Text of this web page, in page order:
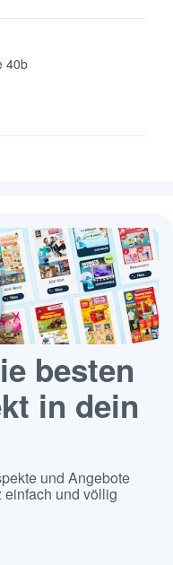
40b
besten
in dein
und Angebote
einfach und völlig